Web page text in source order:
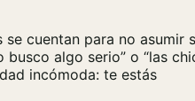
cuentan para no asumir
algo serio” o “las
incómoda: te estás